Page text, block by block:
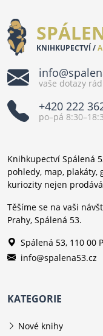
KNIHKUPECTVÍ /
vaše dotazy
+420 222
po–pá
Knihkupectví Spálená
pohledy, map, plakáty,
kuriozity nejen
Těšíme se na vaši
Prahy, Spálená 53.
Spálená 53, 110 00
info@spalena53.cz
KATEGORIE
Nové knihy